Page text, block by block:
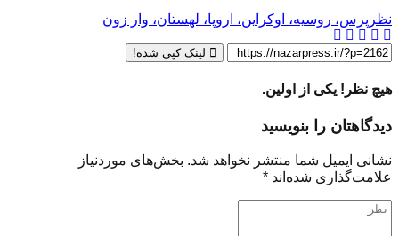
نظرپرس، روسیه، اوکراین، اروپا، لهستان، وار زون
لینک کپی شده!
هیچ نظر! یکی از اولین.
دیدگاهتان را بنویسید
نشانی ایمیل شما منتشر نخواهد شد. بخش‌های موردنیاز
علامت‌گذاری شده‌اند *